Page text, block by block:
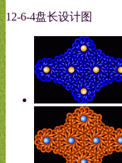
12-6-4盘长设计图